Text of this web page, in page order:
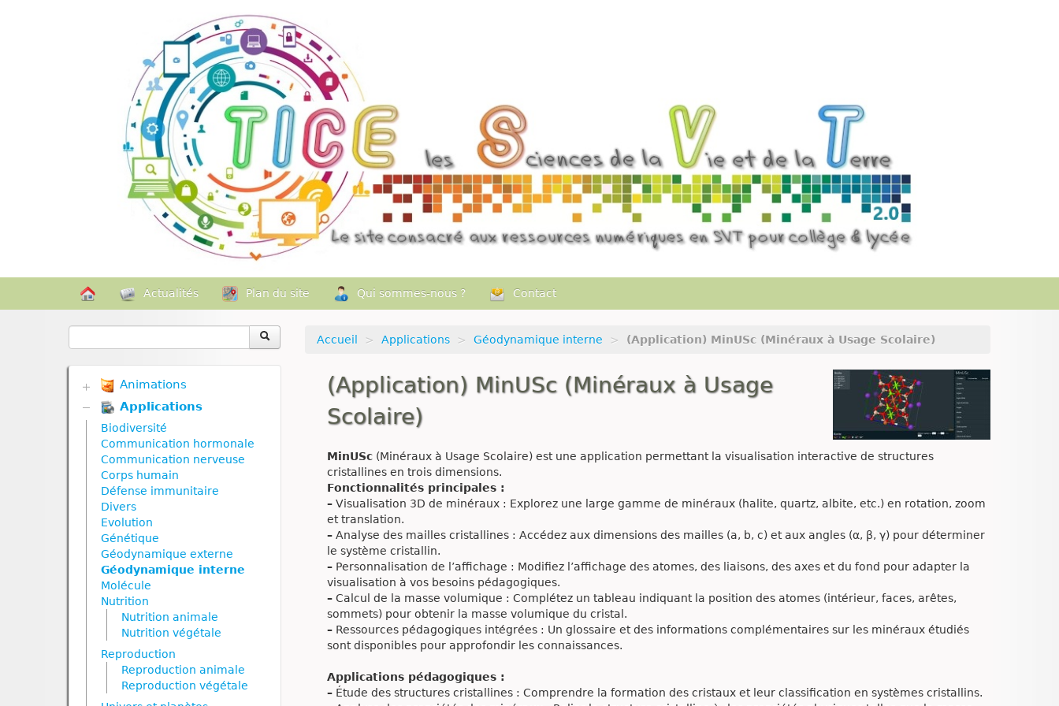
Actualités Plan du site Qui sommes-nous ? Contact
Accueil > Applications > Géodynamique interne > (Application) MinUSc (Minéraux à Usage Scolaire)
(Application) MinUSc (Minéraux à Usage
Scolaire)
MinUSc (Minéraux à Usage Scolaire) est une application permettant la visualisation interactive de structures
cristallines en trois dimensions.
Fonctionnalités principales :
– Visualisation 3D de minéraux : Explorez une large gamme de minéraux (halite, quartz, albite, etc.) en rotation, zoom
et translation.
– Analyse des mailles cristallines : Accédez aux dimensions des mailles (a, b, c) et aux angles (α, β, γ) pour déterminer
le système cristallin.
– Personnalisation de l’affichage : Modifiez l’affichage des atomes, des liaisons, des axes et du fond pour adapter la
visualisation à vos besoins pédagogiques.
– Calcul de la masse volumique : Complétez un tableau indiquant la position des atomes (intérieur, faces, arêtes,
sommets) pour obtenir la masse volumique du cristal.
– Ressources pédagogiques intégrées : Un glossaire et des informations complémentaires sur les minéraux étudiés
sont disponibles pour approfondir les connaissances.
Applications pédagogiques :
– Étude des structures cristallines : Comprendre la formation des cristaux et leur classification en systèmes cristallins.
Animations
Biodiversité
Communication hormonale
Communication nerveuse
Corps humain
Défense immunitaire
Divers
Génétique
Géodynamique externe
Géodynamique interne
Nutrition
Nutrition animale
Nutrition végétale
Reproduction
Reproduction animale
Reproduction végétale
Ressources naturelles et
pollution
Applications
Biodiversité
Communication hormonale
Communication nerveuse
Corps humain
Défense immunitaire
Divers
Evolution
Génétique
Géodynamique externe
Géodynamique interne
Molécule
Nutrition
Nutrition animale
Nutrition végétale
Reproduction
Reproduction animale
Reproduction végétale